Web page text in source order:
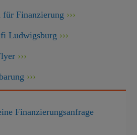
für Finanzierung
Ludwigsburg
Finanzierungsanfrage